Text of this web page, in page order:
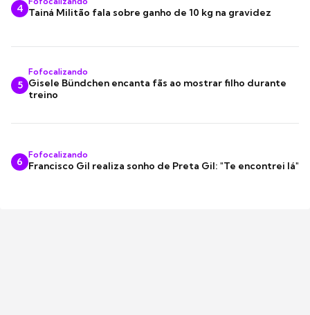
4 Tainá Militão fala sobre ganho de 10 kg na gravidez
5
Fofocalizando
Gisele Bündchen encanta fãs ao mostrar filho durante
treino
6
Fofocalizando
Francisco Gil realiza sonho de Preta Gil: "Te encontrei lá"